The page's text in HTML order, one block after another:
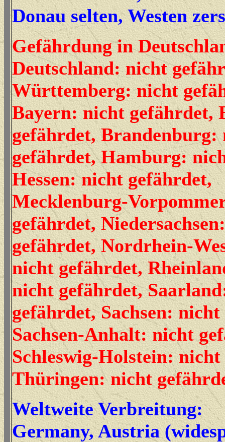
Donau selten, Westen
Gefährdung in
Deutschland: nicht
Württemberg: nicht
Bayern: nicht gefährdet,
gefährdet, Brandenburg:
gefährdet, Hamburg:
Hessen: nicht gefährdet,
Mecklenburg-
gefährdet,
gefährdet, Nordrhein-
nicht gefährdet,
nicht gefährdet,
gefährdet, Sachsen:
Sachsen-Anhalt: nicht
Schleswig-Holstein:
Thüringen: nicht
Weltweite Verbreitung:
Germany, Austria